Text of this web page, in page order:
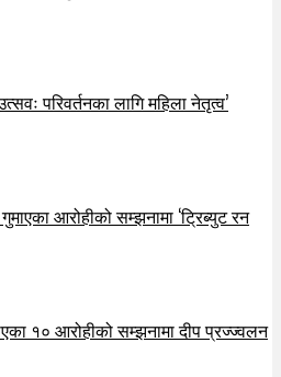
परिवर्तनका लागि महिला नेतृत्व’
आरोहीको सम्झनामा ‘ट्रिब्युट रन
१० आरोहीको सम्झनामा दीप प्रज्ज्वलन